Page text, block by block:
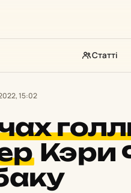
Статті
15:02
Кэри